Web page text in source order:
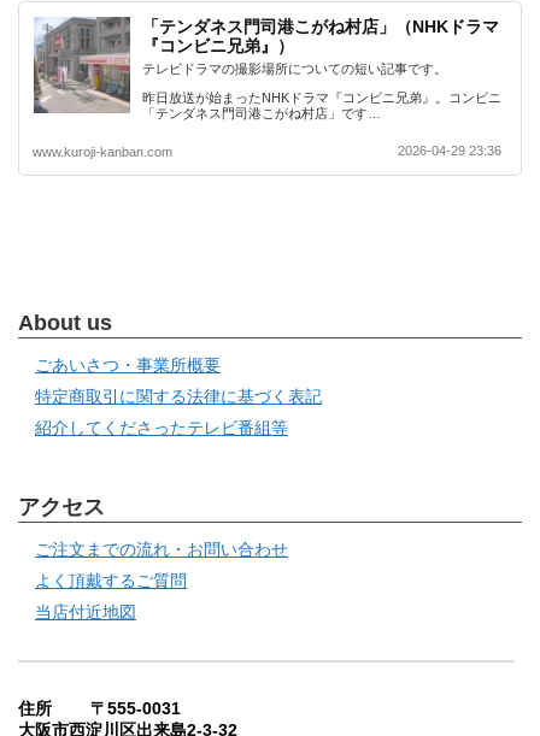
「テンダネス門司港こがね村店」（NHKドラマ
『コンビニ兄弟』）
テレビドラマの撮影場所についての短い記事です。
昨日放送が始まったNHKドラマ『コンビニ兄弟』。コンビニ
「テンダネス門司港こがね村店」です…
www.kuroji-kanban.com 2026-04-29 23:36
About us
ごあいさつ・事業所概要
特定商取引に関する法律に基づく表記
紹介してくださったテレビ番組等
アクセス
ご注文までの流れ・お問い合わせ
よく頂戴するご質問
当店付近地図
住所 〒555-0031
大阪市西淀川区出来島2-3-32